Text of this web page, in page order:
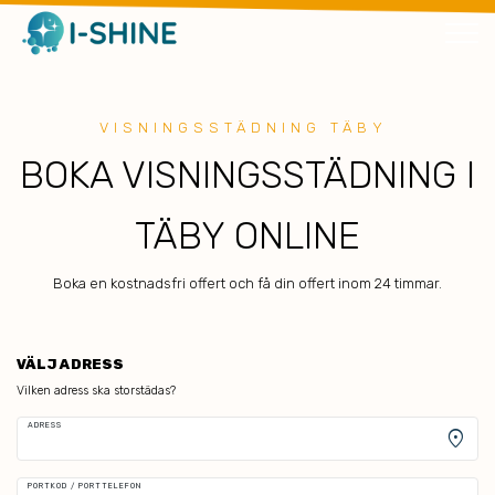
VISNINGSSTÄDNING TÄBY
BOKA VISNINGSSTÄDNING I
TÄBY ONLINE
Boka en kostnadsfri offert och få din offert inom 24 timmar.
VÄLJ ADRESS
Vilken adress ska storstädas?
ADRESS
location_on
PORTKOD / PORTTELEFON